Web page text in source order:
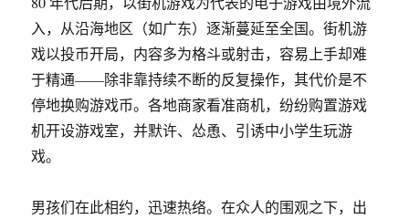
入，从沿海地区（如广东）逐渐蔓延至全国。街机游
戏以投币开局，内容多为格斗或射击，容易上手却难
于精通——除非靠持续不断的反复操作，其代价是不
停地换购游戏币。各地商家看准商机，纷纷购置游戏
机开设游戏室，并默许、怂恿、引诱中小学生玩游
戏。
男孩们在此相约，迅速热络。在众人的围观之下，出